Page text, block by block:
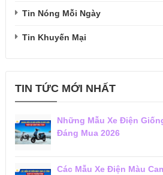
Tin Nóng Mỗi Ngày
Tin Khuyến Mại
TIN TỨC MỚI NHẤT
Những Mẫu Xe Điện
Đáng Mua 2026
Các Mẫu Xe Điện Màu